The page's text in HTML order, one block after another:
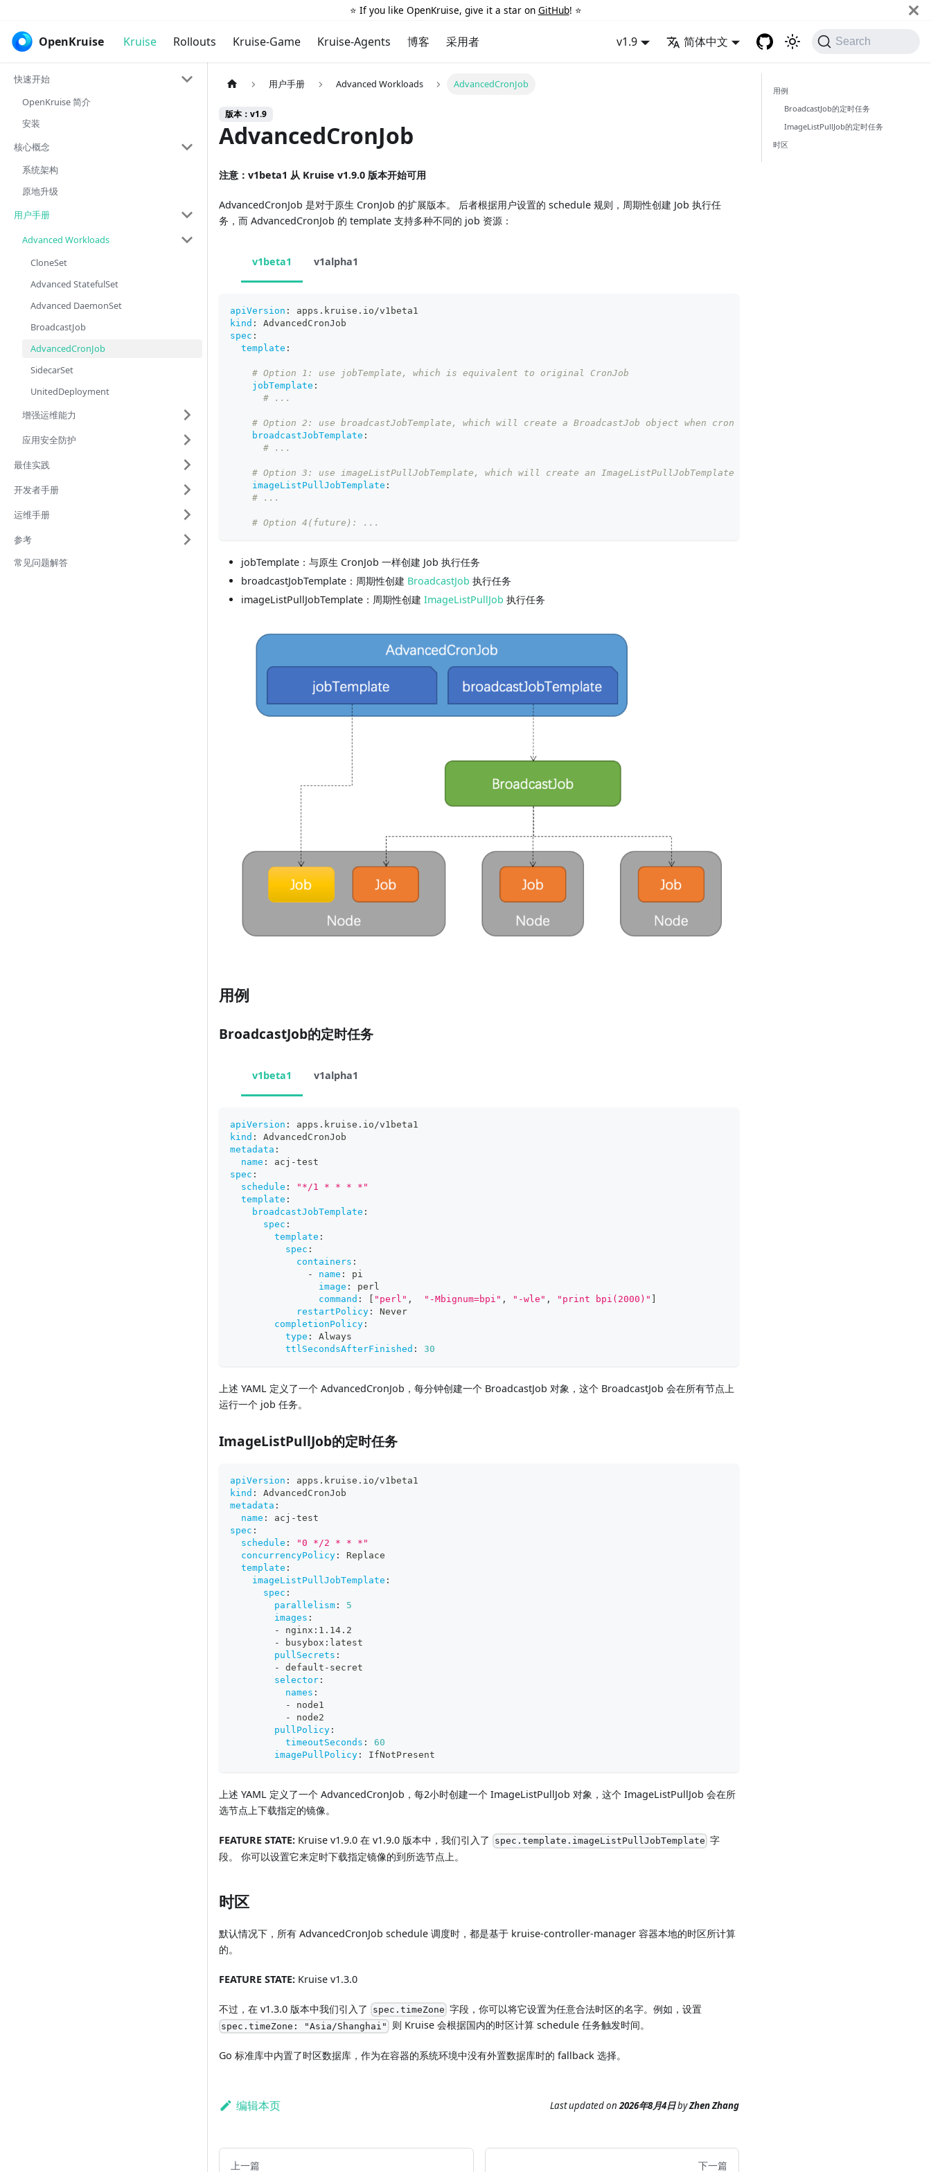
⭐️ If you like OpenKruise, give it a star on GitHub! ⭐️
OpenKruise Kruise Rollouts Kruise-Game Kruise-Agents 博客 采用者 v1.9 简体中文 Search
快速开始
OpenKruise 简介
安装
核心概念
系统架构
原地升级
用户手册
Advanced Workloads
CloneSet
Advanced StatefulSet
Advanced DaemonSet
BroadcastJob
AdvancedCronJob
SidecarSet
UnitedDeployment
增强运维能力
应用安全防护
最佳实践
开发者手册
运维手册
参考
常见问题解答
用户手册 Advanced Workloads AdvancedCronJob
版本：v1.9
AdvancedCronJob
注意：v1beta1 从 Kruise v1.9.0 版本开始可用
AdvancedCronJob 是对于原生 CronJob 的扩展版本。 后者根据用户设置的 schedule 规则，周期性创建 Job 执行任
务，而 AdvancedCronJob 的 template 支持多种不同的 job 资源：
v1beta1 v1alpha1
apiVersion :
apps.kruise.io/v1beta1
kind :
AdvancedCronJob
spec :
template :
# Option 1: use jobTemplate, which is equivalent to original CronJob
jobTemplate :
# ...
# Option 2: use broadcastJobTemplate, which will create a BroadcastJob object when cron schedule triggers
broadcastJobTemplate :
# ...
# Option 3: use imageListPullJobTemplate, which will create an ImageListPullJobTemplate object when cron schedule triggers
imageListPullJobTemplate :
# ...
# Option 4(future): ...
jobTemplate：与原生 CronJob 一样创建 Job 执行任务
broadcastJobTemplate：周期性创建 BroadcastJob 执行任务
imageListPullJobTemplate：周期性创建 ImageListPullJob 执行任务
用例
BroadcastJob的定时任务
v1beta1 v1alpha1
apiVersion :
apps.kruise.io/v1beta1
kind :
AdvancedCronJob
metadata :
name : acj -test
spec :
schedule :
"*/1 * * * *"
template :
broadcastJobTemplate :
spec :
template :
spec :
containers :
-
name :
pi
image :
perl
command : "perl" , "-Mbignum=bpi" , "-wle" , "print bpi(2000)"
restartPolicy :
Never
completionPolicy :
type :
Always
ttlSecondsAfterFinished : 30
上述 YAML 定义了一个 AdvancedCronJob，每分钟创建一个 BroadcastJob 对象，这个 BroadcastJob 会在所有节点上
运行一个 job 任务。
ImageListPullJob的定时任务
apiVersion :
apps.kruise.io/v1beta1
kind :
AdvancedCronJob
metadata :
name : acj -test
spec :
schedule :
"0 */2 * * *"
concurrencyPolicy :
Replace
template :
imageListPullJobTemplate :
spec :
parallelism :
5
images :
-
nginx : 1.14.2
-
busybox : latest
pullSecrets :
-
default - secret
selector :
names :
-
node1
-
node2
pullPolicy :
timeoutSeconds :
60
imagePullPolicy : IfNotPresent
上述 YAML 定义了一个 AdvancedCronJob，每2小时创建一个 ImageListPullJob 对象，这个 ImageListPullJob 会在所
选节点上下载指定的镜像。
FEATURE STATE: Kruise v1.9.0 在 v1.9.0 版本中，我们引入了 spec.template.imageListPullJobTemplate 字
段。 你可以设置它来定时下载指定镜像的到所选节点上。
时区
默认情况下，所有 AdvancedCronJob schedule 调度时，都是基于 kruise-controller-manager 容器本地的时区所计算
的。
FEATURE STATE: Kruise v1.3.0
不过，在 v1.3.0 版本中我们引入了 spec.timeZone 字段，你可以将它设置为任意合法时区的名字。例如，设置
spec.timeZone: "Asia/Shanghai" 则 Kruise 会根据国内的时区计算 schedule 任务触发时间。
Go 标准库中内置了时区数据库，作为在容器的系统环境中没有外置数据库时的 fallback 选择。
编辑本页 Last updatedon2026年8月4日byZhen Zhang
上一篇 下一篇
用例
BroadcastJob的定时任务
ImageListPullJob的定时任务
时区